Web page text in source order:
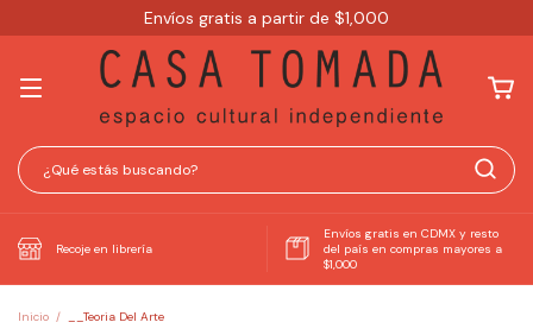
Envíos gratis a partir de $1,000
Recoje en librería
Envíos gratis en CDMX y resto
del país en compras mayores a
$1,000
Inicio / __Teoria Del Arte